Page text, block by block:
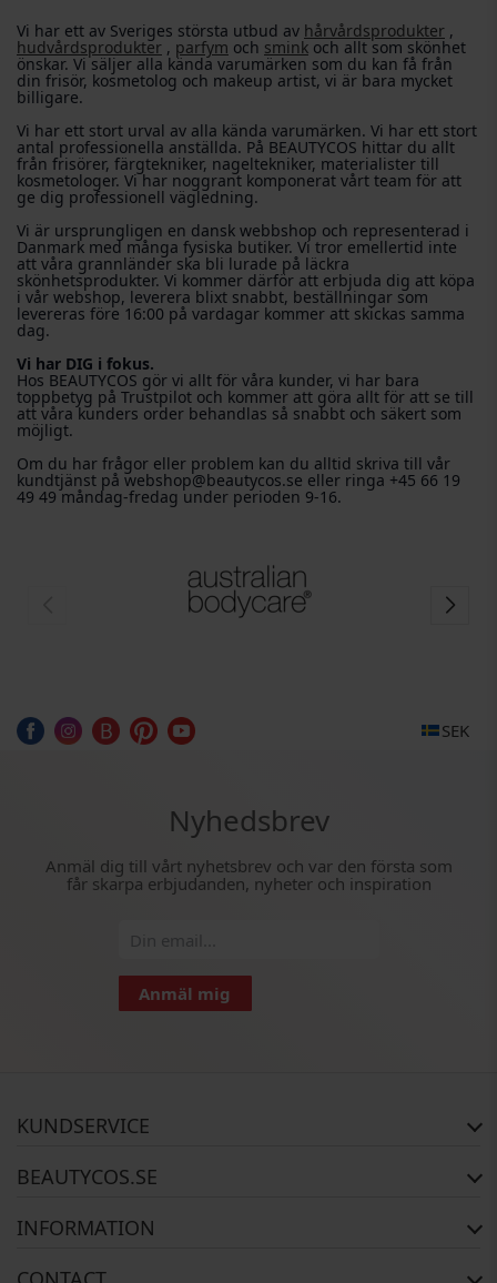
Vi har ett av Sveriges största utbud av hårvårdsprodukter ,
hudvårdsprodukter , parfym och smink och allt som skönhet
önskar. Vi säljer alla kända varumärken som du kan få från
din frisör, kosmetolog och makeup artist, vi är bara mycket
billigare.
Vi har ett stort urval av alla kända varumärken. Vi har ett stort
antal professionella anställda. På BEAUTYCOS hittar du allt
från frisörer, färgtekniker, nageltekniker, materialister till
kosmetologer. Vi har noggrant komponerat vårt team för att
ge dig professionell vägledning.
Vi är ursprungligen en dansk webbshop och representerad i
Danmark med många fysiska butiker. Vi tror emellertid inte
att våra grannländer ska bli lurade på läckra
skönhetsprodukter. Vi kommer därför att erbjuda dig att köpa
i vår webshop, leverera blixt snabbt, beställningar som
levereras före 16:00 på vardagar kommer att skickas samma
dag.
Vi har DIG i fokus.
Hos BEAUTYCOS gör vi allt för våra kunder, vi har bara
toppbetyg på Trustpilot och kommer att göra allt för att se till
att våra kunders order behandlas så snabbt och säkert som
möjligt.
Om du har frågor eller problem kan du alltid skriva till vår
kundtjänst på webshop@beautycos.se eller ringa +45 66 19
49 49 måndag-fredag ​​under perioden 9-16.
SEK
Nyhedsbrev
Anmäl dig till vårt nyhetsbrev och var den första som
får skarpa erbjudanden, nyheter och inspiration
Anmäl mig
KUNDSERVICE
BEAUTYCOS.SE
INFORMATION